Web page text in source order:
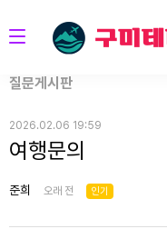
질문게시판
2026.02.06 19:59
여행문의
준희 오래 전 인기